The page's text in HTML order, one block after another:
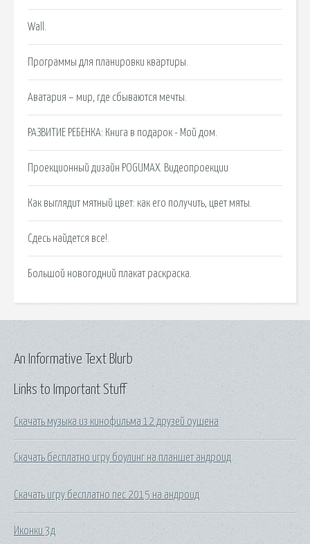
Wall.
Программы для планировки квартиры.
Аватария – мир, где сбываются мечты.
РАЗВИТИЕ РЕБЕНКА: Книга в подарок - Мой дом.
Проекционный дизайн POGUMAX. Видеопроекции
Как выглядит мятный цвет: как его получить, цвет мяты.
Сдесь найдется все!.
Большой новогодний плакат раскраска.
Links to Important Stuff
Скачать музыка из кинофильма 12 друзей оушена
Скачать бесплатно игру боулинг на планшет андроид
Скачать игру бесплатно пес 2015 на андроид
Иконки 3д
An Informative Text Blurb